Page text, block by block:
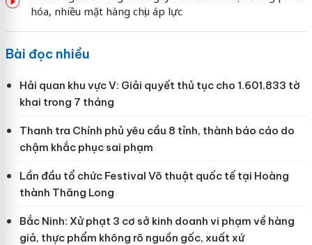
hóa, nhiều mặt hàng chịu áp lực
Bài đọc nhiều
Hải quan khu vực V: Giải quyết thủ tục cho 1.601.833 tờ
khai trong 7 tháng
Thanh tra Chính phủ yêu cầu 8 tỉnh, thành báo cáo do
chậm khắc phục sai phạm
Lần đầu tổ chức Festival Võ thuật quốc tế tại Hoàng
thành Thăng Long
Bắc Ninh: Xử phạt 3 cơ sở kinh doanh vi phạm về hàng
giả, thực phẩm không rõ nguồn gốc, xuất xứ